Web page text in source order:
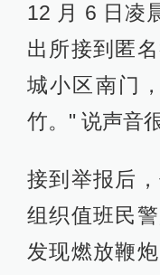
12 月 6 日凌
出所接到匿
城小区南门
竹。" 说声音
接到举报后
组织值班民
发现燃放鞭